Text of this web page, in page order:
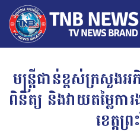
មន្ដ្រីជាន់ខ្ពស់ក្រសួង
ពិនិត្យ និងវាយតម្លៃកា
ខេត្តព្